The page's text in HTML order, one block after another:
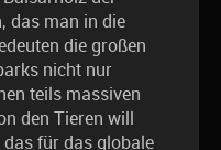
das man in die
die großen
nicht nur
teils massiven
den Tieren will
für das globale